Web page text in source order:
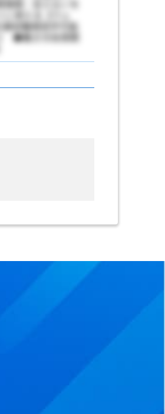
：言えないを
える【ウェ
前職場見学可能
◆働き方改革関